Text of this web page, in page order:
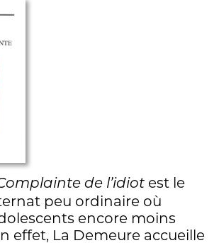
de l’idiot est le
peu ordinaire où
encore moins
effet, La Demeure accueille